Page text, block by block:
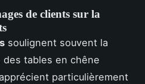
de clients sur la
soulignent souvent la
tables en chêne
particulièrement